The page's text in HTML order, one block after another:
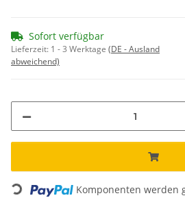
Sofort verfügbar
Lieferzeit: 1 - 3 Werktage (DE - Ausland
abweichend)
Loading... Komponenten werden